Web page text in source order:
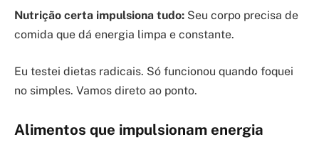
Nutrição certa impulsiona tudo: Seu corpo precisa de
comida que dá energia limpa e constante.
Eu testei dietas radicais. Só funcionou quando foquei
no simples. Vamos direto ao ponto.
Alimentos que impulsionam energia